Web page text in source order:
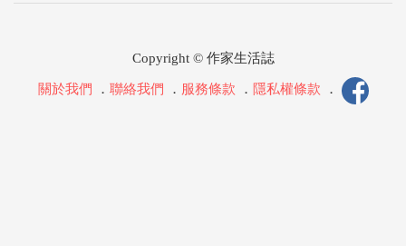
Copyright © 作家生活誌
關於我們 ． 聯絡我們 ． 服務條款 ． 隱私權條款 ．